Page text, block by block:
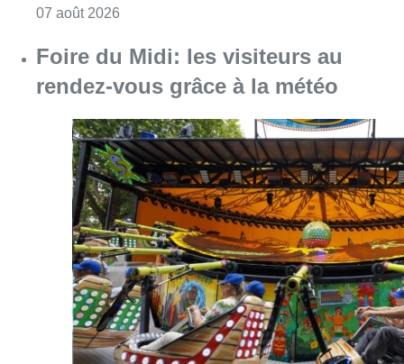
07 août 2026 Consulter l'article "Foire du Midi: les
Partager l'article
Facebook
TwitterWhatsApp
Share
22 octobre 2019- 17h42
cycliste